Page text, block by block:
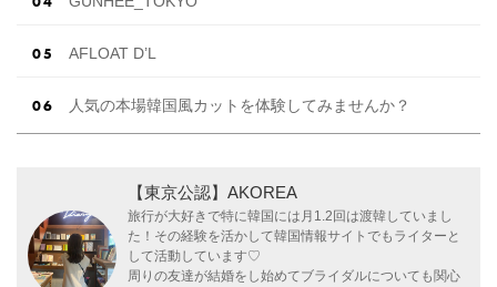
AFLOAT D’L
人気の本場韓国風カットを体験してみませんか？
【東京公認】AKOREA
旅行が大好きで特に韓国には月1.2回は渡韓していまし
た！その経験を活かして韓国情報サイトでもライターと
して活動しています♡
周りの友達が結婚をし始めてブライダルについても関心